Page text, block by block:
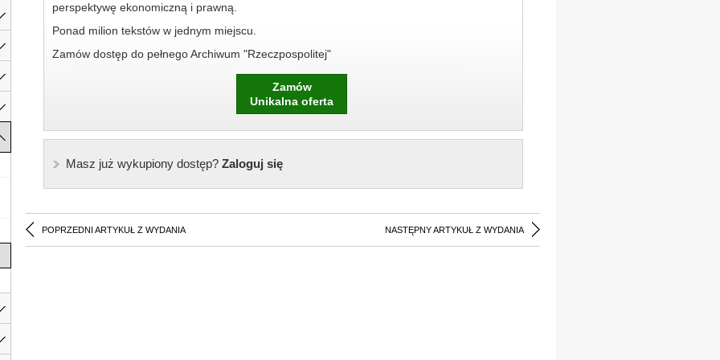
perspektywę ekonomiczną i prawną.
Ponad milion tekstów w jednym miejscu.
Zamów dostęp do pełnego Archiwum "Rzeczpospolitej"
Zamów
Unikalna oferta
Masz już wykupiony dostęp?Zaloguj się
POPRZEDNI ARTYKUŁ Z WYDANIA NASTĘPNY ARTYKUŁ Z WYDANIA